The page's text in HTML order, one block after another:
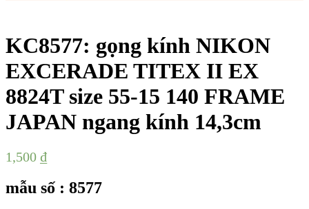
KC8577: gọng kính NIKON
EXCERADE TITEX II EX
8824T size 55-15 140 FRAME
JAPAN ngang kính 14,3cm
1,500 ₫
mẫu số : 8577